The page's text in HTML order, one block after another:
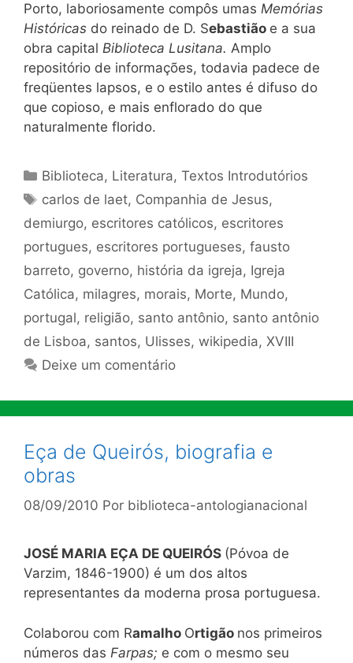
Porto, laboriosamente compôs umas Memórias
Históricas do reinado de D. Sebastião e a sua
obra capital Biblioteca Lusitana. Amplo
repositório de informações, todavia padece de
freqüentes lapsos, e o estilo antes é difuso do
que copioso, e mais enflorado do que
naturalmente florido.
Categorias
Biblioteca, Literatura,Textos Introdutórios
Tags
carlos de laet, Companhia de Jesus,
demiurgo, escritores católicos, escritores
portugues, escritores portugueses, fausto
barreto, governo, história da igreja, Igreja
Católica, milagres, morais, Morte, Mundo,
portugal, religião, santo antônio, santo antônio
de Lisboa, santos, Ulisses, wikipedia, XVIII
Deixe um comentário
Eça de Queirós, biografia e
obras
08/09/2010 Por biblioteca-antologianacional
JOSÉ MARIA EÇA DE QUEIRÓS (Póvoa de
Varzim, 1846-1900) é um dos altos
representantes da moderna prosa portuguesa.
Colaborou com Ramalho Ortigão nos primeiros
números das Farpas; e com o mesmo seu